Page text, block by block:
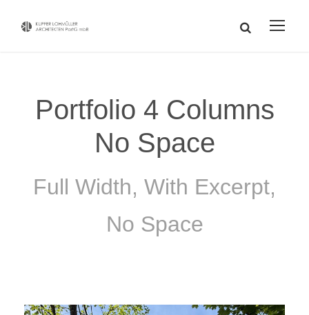
Portfolio 4 Columns
No Space
Full Width, With Excerpt,
No Space